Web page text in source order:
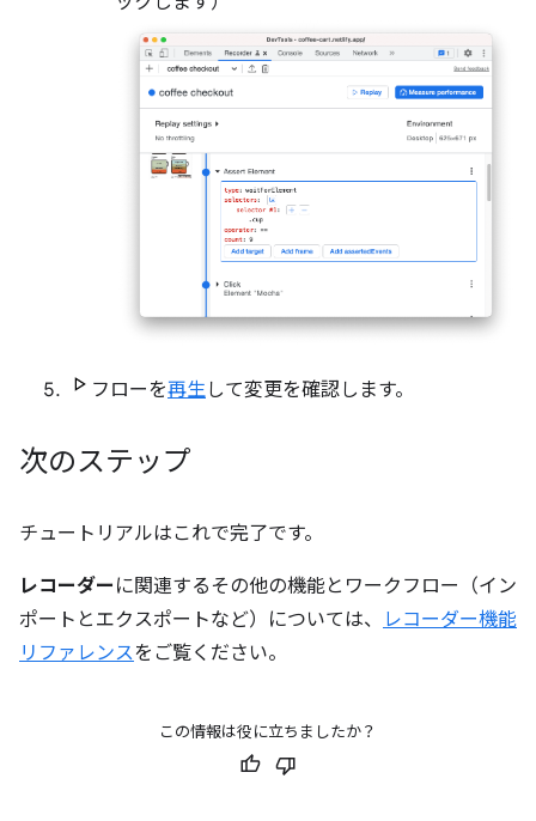
フローを再生して変更を確認します。
次のステップ
チュートリアルはこれで完了です。
レコーダー に関連するその他の機能とワークフロー（イン
ポートとエクスポートなど）については、
レコーダー機能
リファレンスをご覧ください。
この情報は役に立ちましたか？